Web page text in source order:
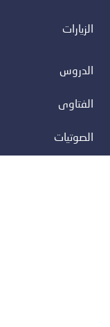
الزيارات
الدروس
الفتاوى
الصوتيات